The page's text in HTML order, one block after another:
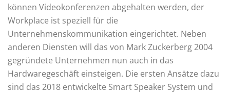
können Videokonferenzen abgehalten werden, der
Workplace ist speziell für die
Unternehmenskommunikation eingerichtet. Neben
anderen Diensten will das von Mark Zuckerberg 2004
gegründete Unternehmen nun auch in das
Hardwaregeschäft einsteigen. Die ersten Ansätze dazu
sind das 2018 entwickelte Smart Speaker System und